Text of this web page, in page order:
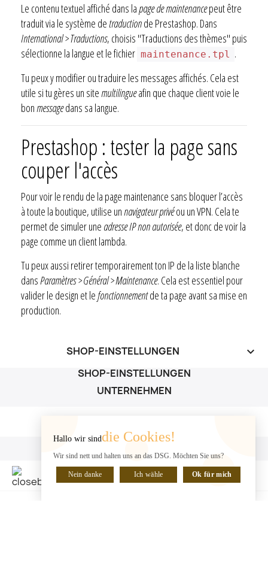
Le contenu textuel affiché dans lapage de maintenancepeut être
traduit via le système detraductionde Prestashop. Dans
International > Traductions, choisis "Traductions des thèmes" puis
sélectionne la langue et le fichier maintenance.tpl
.
Tu peux y modifier ou traduire les messages affichés. Cela est
utile si tu gères un site multilingueafin que chaque client voie le
bon messagedans sa langue.
Prestashop : tester la page sans
couper l'accès
Pour voir le rendu de la page maintenance sans bloquer l’accès
à toute la boutique, utilise un navigateur privéou un VPN. Cela te
permet de simuler une adresse IP non autorisée, et donc de voir la
page comme un client lambda.
Tu peux aussi retirer temporairement ton IP de la liste blanche
dansParamètres > Général > Maintenance. Cela est essentiel pour
valider le design et lefonctionnementde ta page avant sa mise en
production.
SHOP-EINSTELLUNGEN keyboard_arrow_down
SHOP-EINSTELLUNGEN
UNTERNEHMEN
IHR KONTO
IHR KONTO
Hallo wir sinddie Cookies!
Wir sind nett und halten uns an das DSG. Möchten Sie uns?
Nein danke Ich wähle Ok für mich
CHATTE MIT UNS